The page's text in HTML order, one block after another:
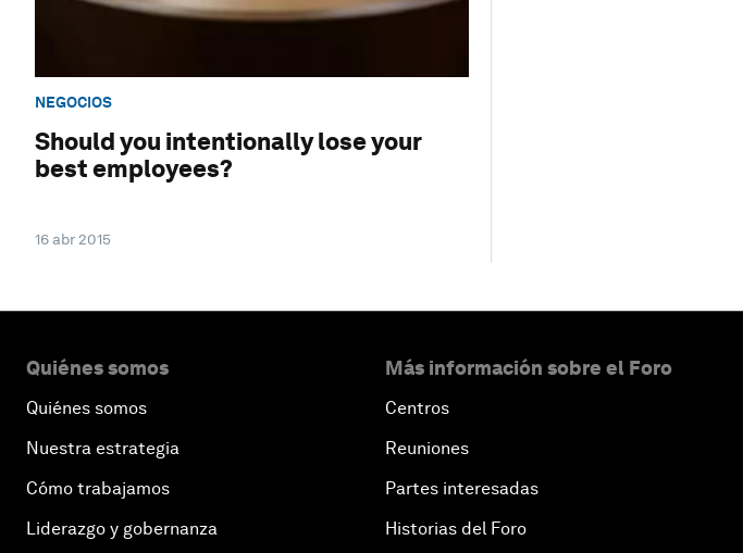
NEGOCIOS
Should you intentionally lose your
best employees?
16 abr 2015
Quiénes somos
Quiénes somos
Nuestra estrategia
Cómo trabajamos
Liderazgo y gobernanza
Más información sobre el Foro
Centros
Reuniones
Partes interesadas
Historias del Foro